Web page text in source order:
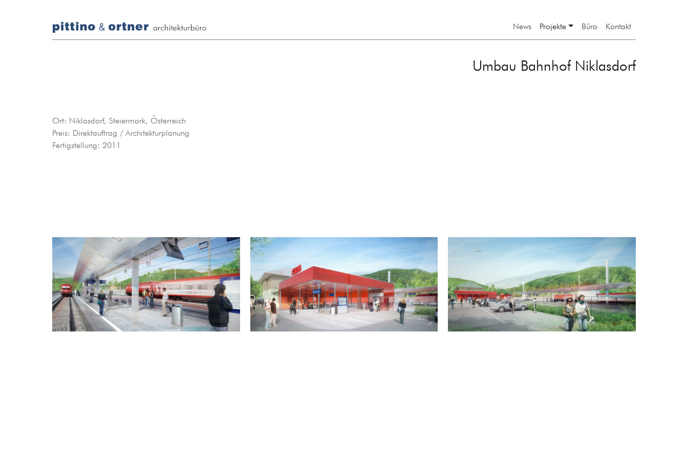
News Projekte Büro Kontakt
Umbau Bahnhof Niklasdorf
Ort: Niklasdorf, Steiermark, Österreich
Preis: Direktauftrag / Architekturplanung
Fertigstellung: 2011